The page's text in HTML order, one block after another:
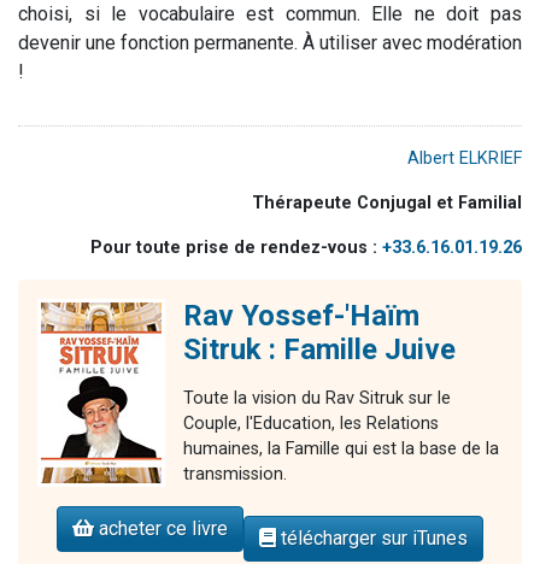
choisi, si le vocabulaire est commun. Elle ne doit pas
devenir une fonction permanente. À utiliser avec modération
!
Albert ELKRIEF
Thérapeute Conjugal et Familial
Pour toute prise de rendez-vous : +33.6.16.01.19.26
Rav Yossef-'Haïm
Sitruk : Famille Juive
Toute la vision du Rav Sitruk sur le
Couple, l'Education, les Relations
humaines, la Famille qui est la base de la
transmission.
acheter ce livre télécharger sur iTunes